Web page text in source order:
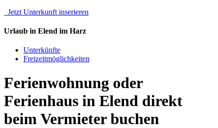
Jetzt Unterkunft inserieren
Urlaub in Elend im Harz
Unterkünfte
Freizeitmöglichkeiten
Ferienwohnung oder
Ferienhaus in Elend direkt
beim Vermieter buchen